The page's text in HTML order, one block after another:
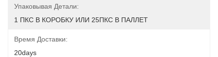
Упаковывая Детали:
1 ПКС В КОРОБКУ ИЛИ 25ПКС В ПАЛЛЕТ
Время Доставки:
20days